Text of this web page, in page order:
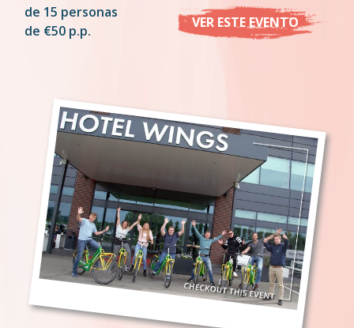
de 15 personas
de €50 p.p.
VER ESTE EVENTO